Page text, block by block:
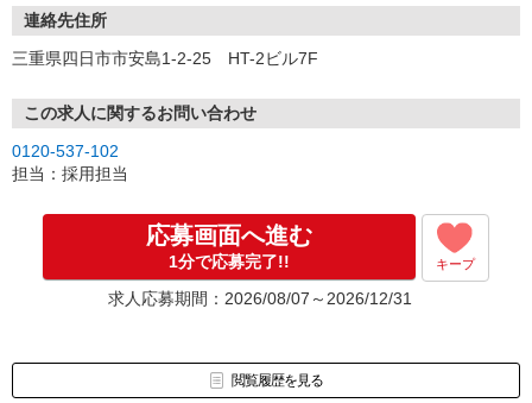
連絡先住所
三重県四日市市安島1-2-25 HT-2ビル7F
この求人に関するお問い合わせ
0120-537-102
担当：採用担当
応募画面へ進む
1分で応募完了!! キープ
求人応募期間：2026/08/07～2026/12/31
閲覧履歴を見る